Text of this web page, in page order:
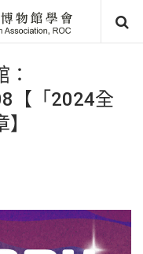
【「2024全